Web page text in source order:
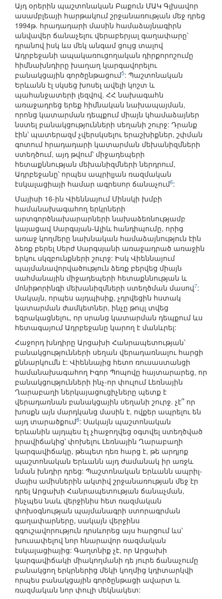
Այդ օրերին պաշտոնական Բաքուն ՄԱԿ Գլխավոր
ասամբլեայի հարթակում շրջանառության մեջ դրեց
1994թ. հրադադարի մասին համաձայնագիրն
անվավեր ճանաչելու վերաբերյալ գաղափարը՝
դրանով իսկ ևս մեկ անգամ ցույց տալով
Ադրբեջանի ապակառուցողական դիրքորոշումը
հիմնախնդիրը խաղաղ կարգավորելու
բանակցային գործընթացում5: Պաշտոնական
Երևանն էլ սկսեց խոսել ավելի կոշտ և
պահանջատերի լեզվով. ՀՀ նախագահն
առաջադրեց երեք հիմնական նախապայման,
որոնց կատարման դեպքում միայն կհամաձայներ
նստել բանակցությունների սեղանի շուրջ: Դրանք
էին՝ պատերազմ չվերսկսելու երաշխիքներ, շփման
գոտում հրադադարի կատարման մեխանիզմների
ստեղծում, այդ թվում՝ միջադեպերի
հետաքննության մեխանիզմների ներդրում,
Ադրբեջանը՝ որպես ապրիլյան ռազմական
էսկալացիայի համար ագրեսոր ճանաչում6:
Մայիսի 16-ին Վիեննայում Մինսկի խմբի
համանախագահող երկրների
արտգործնախարարների նախաձեռնությամբ
կայացավ Սարգսյան-Ալիև հանդիպումը, որից
առաջ կողմերը նախնական համաձայնություն էին
ձեռք բերել Սերժ Սարգսյանի առաջադրած առաջին
երկու սկզբունքների շուրջ: Իսկ Վիեննայում
պայմանավորվածություն ձեռք բերվեց միայն
սահմանային միջադեպերի հետաքննության և
մոնիթորինգի մեխանիզմների ստեղծման մասով7:
Սակայն, որպես այդպիսիք, չդրվեցին հստակ
կատարման ժամկետներ, ինչը թույլ տվեց
եզրակացնելու, որ սրանց կատարման դեպքում ևս
հետագայում Ադրբեջանը կարող է մանևրել:
Հաջորդ խնդիրը Արցախի Հանրապետության՝
բանակցությունների սեղան վերադառնալու հարցի
քննարկումն է: Վիեննայից հետո ռուսաստանցի
համանախագահող Իգոր Պոպովը հայտարարեց, որ
բանակցությունների ինչ-որ փուլում Լեռնային
Ղարաբաղի ներկայացուցիչները պետք է
վերադառնան բանակցային սեղանի շուրջ. չէ՞ որ
խոսքն այն մարդկանց մասին է, ովքեր ապրելու են
այդ տարածքում8: Սակայն պաշտոնական
Երևանին այդպես էլ չհաջողվեց օգտվել ստեղծված
իրավիճակից՝ փոխելու Լեռնային Ղարաբաղի
կարգավիճակը, թեպետ դեռ հարց է, թե արդյոք
պաշտոնական Երևանն այդ ժամանակ իր առջև
նման խնդիր դրեց: Պաշտոնական Երևանն ապրիլ-
մայիս ամիսներին ակտիվ շրջանառության մեջ էր
դրել Արցախի Հանրապետության ճանաչման,
ինչպես նաև վերջինիս հետ ռազմական
փոխօգնության պայմանագրի ստորագրման
գաղափարները, սակայն վերջինս
զգուշավորություն դրսևորեց այս հարցում ևս՝
խուսափելով նոր հնարավոր ռազմական
էսկալացիայից: Գաղտնիք չէ, որ Արցախի
կարգավիճակի միակողմանի դե յուրե ճանաչումը
բանակցող երկրներից մեկի կողմից կդիտարկվի
որպես բանակցային գործընթացի ավարտ և
ռազմական նոր փուլի մեկնակետ: